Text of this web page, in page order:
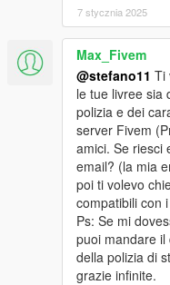
7 stycznia 2025
Max_Fivem
@stefano11 Ti
le tue livree sia
polizia e dei
server Fivem
amici. Se riesci
email? (la mia
poi ti volevo
compatibili con
Ps: Se mi
puoi mandare il
della polizia di
grazie infinite.